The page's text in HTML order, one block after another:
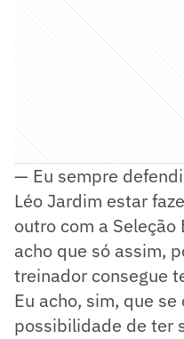
— Eu sempre
Léo Jardim estar
outro com a
acho que só assim,
treinador consegue
Eu acho, sim, que
possibilidade de ter